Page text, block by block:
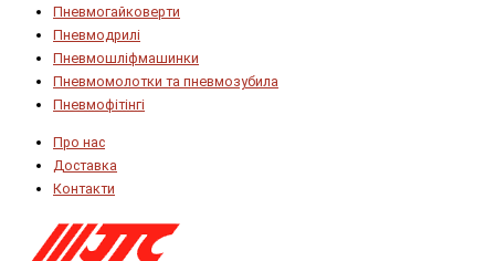
Пневмогайковерти
Пневмодрилі
Пневмошліфмашинки
Пневмомолотки та пневмозубила
Пневмофітінгі
Про нас
Доставка
Контакти